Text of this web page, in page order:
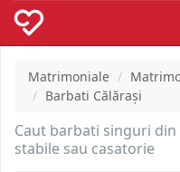
Matrimoniale
Barbati Călăraşi
Caut barbati singuri
stabile sau casatorie